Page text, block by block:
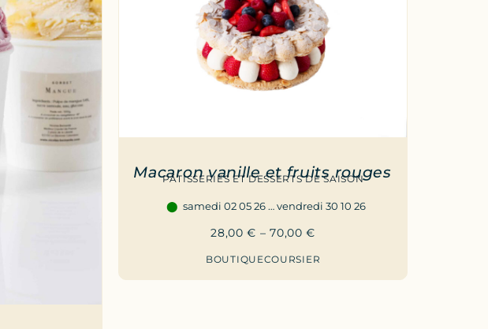
Macaron vanille et fruits rouges
PÂTISSERIES ET DESSERTS DE SAISON
samedi 02 05 26 … vendredi 30 10 26
28,00€ –70,00€
BOUTIQUECOURSIER